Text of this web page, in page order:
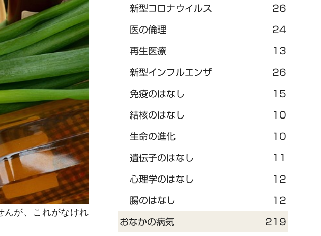
んが、これがなけれ
おなかの病気 219
免疫のはなし 15
再生医療 13
医の倫理 24
心理学のはなし 12
新型インフルエンザ 26
新型コロナウイルス 26
生命の進化 10
結核のはなし 10
腸のはなし 12
遺伝子のはなし 11